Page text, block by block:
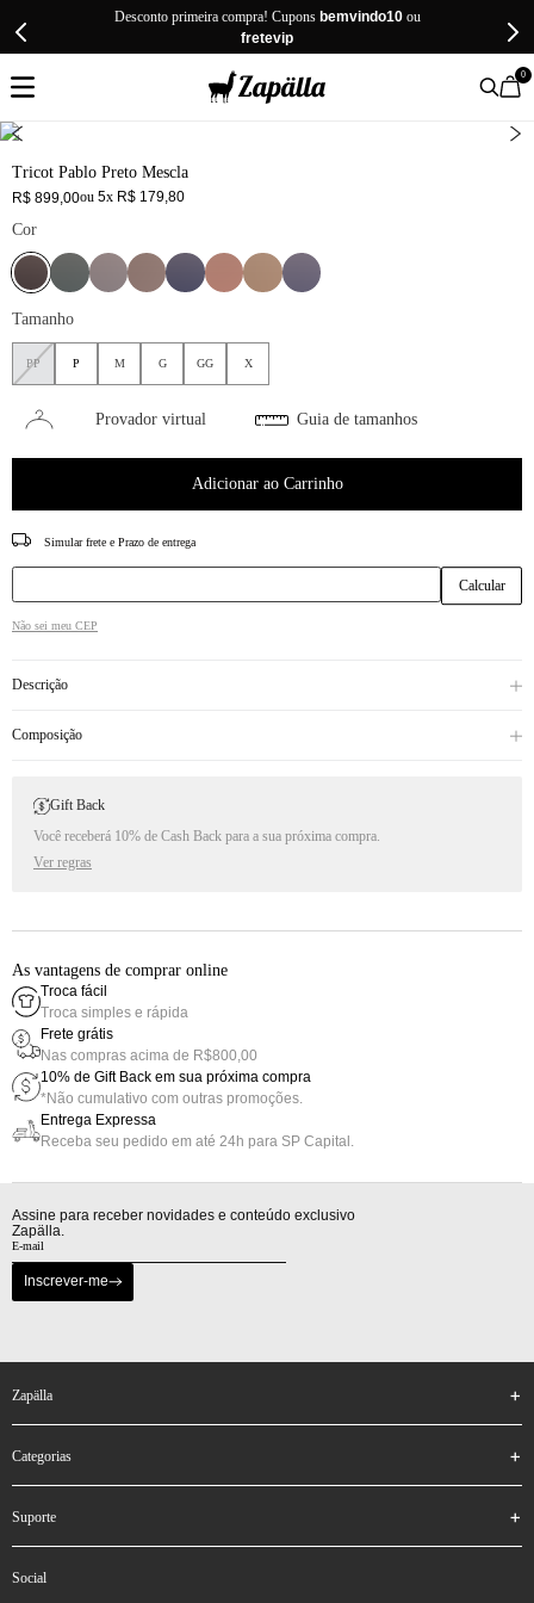
Desconto primeira compra! Cupons bemvindo10ou
fretevip
0
Tricot Pablo Preto Mescla
R$ 899,00ou 5x R$ 179,80
Cor
Tamanho
PP P M G GG X
Provador virtual Guia de tamanhos
Adicionar ao Carrinho
CEP
Não sei meu CEP
Descrição
Composição
Gift Back
Você receberá 10% de Cash Back para a sua próxima compra.
Ver regras
As vantagens de comprar online
Troca fácil
Troca simples e rápida
Frete grátis
Nas compras acima de R$800,00
10% de Gift Back em sua próxima compra
*Não cumulativo com outras promoções.
Entrega Expressa
Receba seu pedido em até 24h para SP Capital.
Assine para receber novidades e conteúdo exclusivo
Zapälla.
Inscrever-me
zapälla
categorias
suporte
social